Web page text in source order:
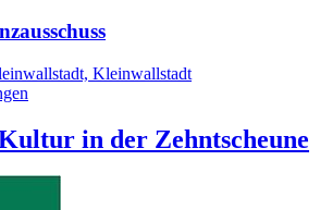
Kleinwallstadt
in der Zehntscheune